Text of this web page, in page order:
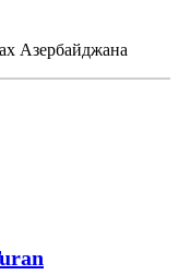
Азербайджана